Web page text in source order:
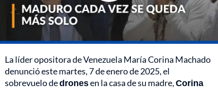
La líder opositora de Venezuela María Corina Machado
denunció este martes, 7 de enero de 2025, el
sobrevuelo dedronesen la casa de su madre,Corina